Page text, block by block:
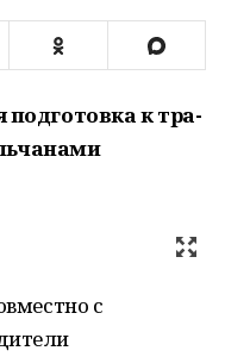
подготовка к тра­
с